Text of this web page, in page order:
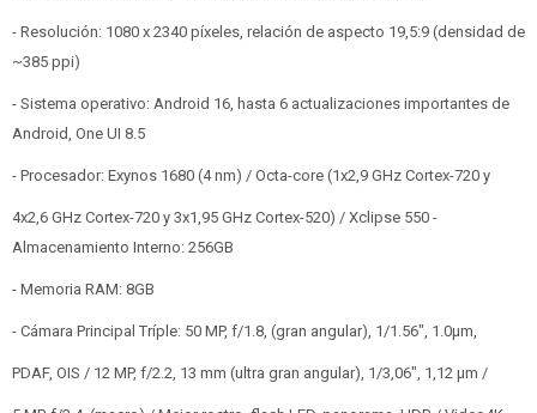
- Resolución: 1080 x 2340 píxeles, relación de aspecto 19,5:9 (densidad de
~385 ppi)
- Sistema operativo: Android 16, hasta 6 actualizaciones importantes de
Android, One UI 8.5
- Procesador: Exynos 1680 (4 nm) / Octa-core (1x2,9 GHz Cortex-720 y
4x2,6 GHz Cortex-720 y 3x1,95 GHz Cortex-520) / Xclipse 550 -
Almacenamiento Interno: 256GB
- Memoria RAM: 8GB
- Cámara Principal Tríple: 50 MP, f/1.8, (gran angular), 1/1.56", 1.0µm,
PDAF, OIS / 12 MP, f/2.2, 13 mm (ultra gran angular), 1/3,06", 1,12 µm /